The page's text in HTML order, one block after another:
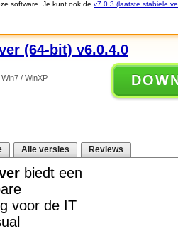
software. Je kunt ook de v7.0.3 (laatste stabiele
(64-bit) v6.0.4.0
/ WinXP
Alle versies Reviews
biedt een
voor de IT